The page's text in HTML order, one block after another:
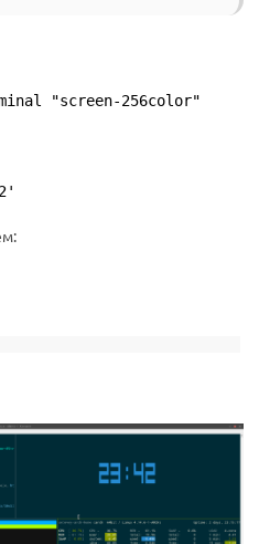
"screen-256color"